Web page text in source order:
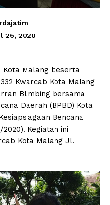
26, 2020
Kota Malang beserta
Kwarcab Kota Malang
Blimbing bersama
Daerah (BPBD) Kota
Bencana
Kegiatan ini
Kota Malang Jl.